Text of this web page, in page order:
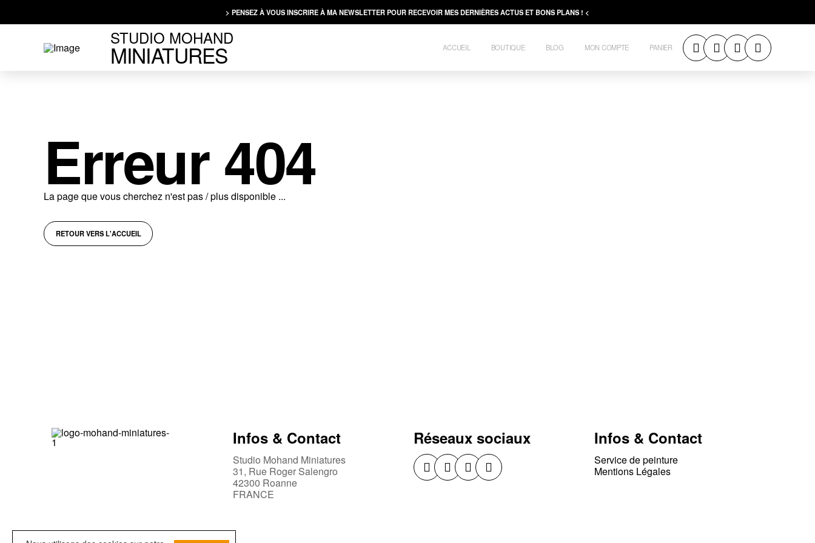
> PENSEZ À VOUS INSCRIRE À MA NEWSLETTER POUR RECEVOIR MES DERNIÈRES ACTUS ET BONS PLANS ! <
STUDIO MOHAND
MINIATURES ACCUEIL BOUTIQUE BLOG MON COMPTE PANIER
Erreur 404
La page que vous cherchez n'est pas / plus disponible ...
RETOUR VERS L'ACCUEIL
Infos & Contact
Studio Mohand Miniatures
31, Rue Roger Salengro
42300 Roanne
FRANCE
Réseaux sociaux Infos & Contact
Service de peinture
Mentions Légales